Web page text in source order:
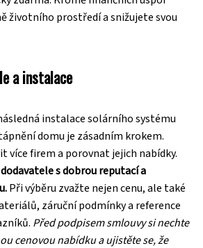
životního prostředí a snižujete svou
a instalace
instalace solárního systému
domu je zásadním krokem.
více firem a porovnat jejich nabídky.
s dobrou reputací a
Při výběru zvažte nejen cenu, ale také
záruční podmínky a reference
Před podpisem smlouvy si nechte
cenovou nabídku a ujistěte se, že